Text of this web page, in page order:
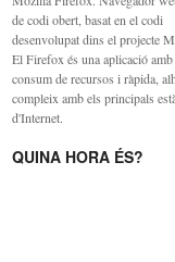
de codi obert, basat en el codi
desenvolupat dins el projecte
El Firefox és una aplicació
consum de recursos i ràpida,
compleix amb els principals
d'Internet.
QUINA HORA ÉS?